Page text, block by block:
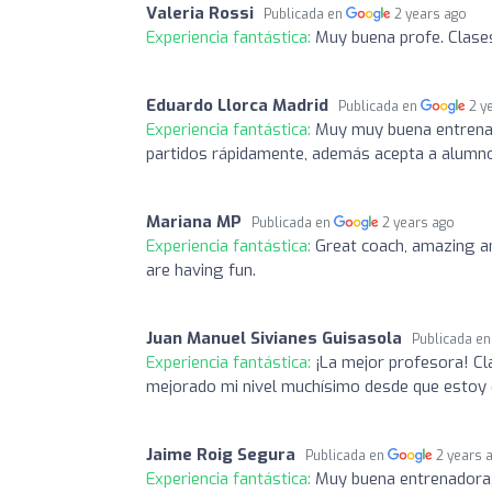
Valeria Rossi Publicada en 2 years ago
Experiencia fantástica: Muy buena profe.
Eduardo Llorca Madrid Publicada en 2
Experiencia fantástica: Muy muy buena
partidos rápidamente, además acepta a
Mariana MP Publicada en 2 years ago
Experiencia fantástica: Great coach, amazing
are having fun.
Juan Manuel Sivianes Guisasola Publicada
Experiencia fantástica: ¡La mejor profesora!
mejorado mi nivel muchísimo desde que
Jaime Roig Segura Publicada en 2 years
Experiencia fantástica: Muy buena